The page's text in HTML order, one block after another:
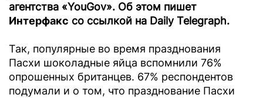
агентства «YouGov». Об этом пишет
Интерфакс со ссылкой на Daily Telegraph.
Так, популярные во время празднования
Пасхи шоколадные яйца вспомнили 76%
опрошенных британцев. 67% респондентов
подумали и о том, что празднование Пасхи